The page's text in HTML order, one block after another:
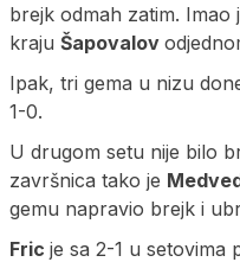
brejk odmah zatim. Imao
kraju Šapovalov
Ipak, tri gema u nizu
1-0.
U drugom setu nije bilo
završnica tako je
gemu napravio brejk i
Fric je sa 2-1 u setovima